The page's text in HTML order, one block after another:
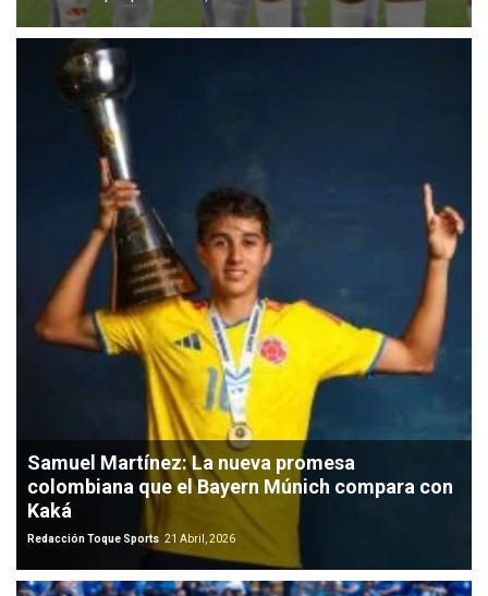
Samuel Martínez: La nueva promesa
colombiana que el Bayern Múnich compara con
Kaká
Redacción Toque Sports 21 Abril, 2026